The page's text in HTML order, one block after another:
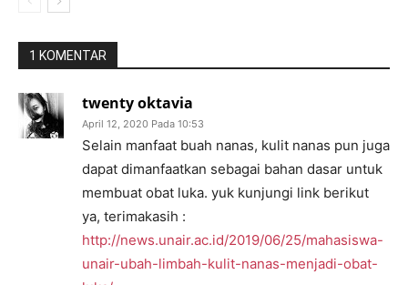
1 KOMENTAR
twenty oktavia
April 12, 2020 Pada 10:53
Selain manfaat buah nanas, kulit nanas pun juga
dapat dimanfaatkan sebagai bahan dasar untuk
membuat obat luka. yuk kunjungi link berikut
ya, terimakasih :
http://news.unair.ac.id/2019/06/25/mahasiswa-
unair-ubah-limbah-kulit-nanas-menjadi-obat-